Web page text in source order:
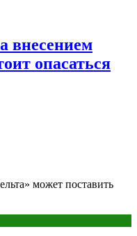
внесением
опасаться
может поставить